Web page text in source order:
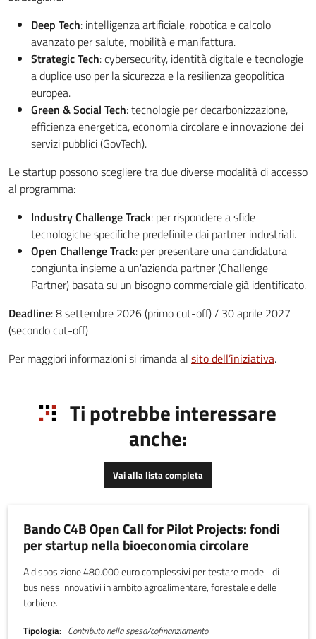
Deep Tech: intelligenza artificiale, robotica e calcolo
avanzato per salute, mobilità e manifattura.
Strategic Tech: cybersecurity, identità digitale e tecnologie
a duplice uso per la sicurezza e la resilienza geopolitica
europea.
Green & Social Tech: tecnologie per decarbonizzazione,
efficienza energetica, economia circolare e innovazione dei
servizi pubblici (GovTech).
Le startup possono scegliere tra due diverse modalità di accesso
al programma:
Industry Challenge Track: per rispondere a sfide
tecnologiche specifiche predefinite dai partner industriali.
Open Challenge Track: per presentare una candidatura
congiunta insieme a un'azienda partner (Challenge
Partner) basata su un bisogno commerciale già identificato.
Deadline: 8 settembre 2026 (primo cut-off) / 30 aprile 2027
(secondo cut-off)
Per maggiori informazioni si rimanda al sito dell’iniziativa.
Ti potrebbe interessare
anche:
Vai alla lista completa
Bando C4B Open Call for Pilot Projects: fondi
per startup nella bioeconomia circolare
A disposizione 480.000 euro complessivi per testare modelli di
business innovativi in ambito agroalimentare, forestale e delle
torbiere.
Tipologia
Contributo nella spesa/cofinanziamento